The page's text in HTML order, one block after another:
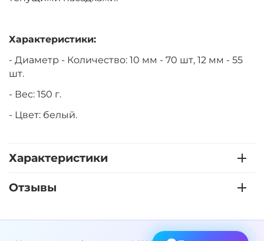
Характеристики:
- Диаметр - Количество: 10 мм - 70 шт, 12 мм - 55
шт.
- Вес: 150 г.
- Цвет: белый.
Характеристики
Отзывы